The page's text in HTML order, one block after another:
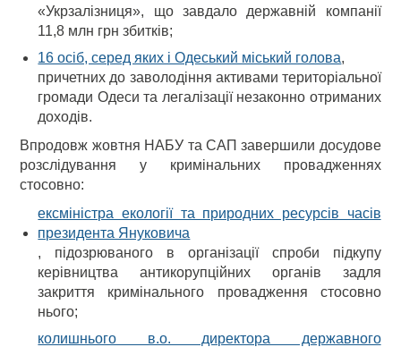
«Укрзалізниця», що завдало державній компанії
11,8 млн грн збитків;
16 осіб, серед яких і Одеський міський голова,
причетних до заволодіння активами територіальної
громади Одеси та легалізації незаконно отриманих
доходів.
Впродовж жовтня НАБУ та САП завершили досудове
розслідування у кримінальних провадженнях
стосовно:
ексміністра екології та природних ресурсів часів
президента Януковича
, підозрюваного в організації спроби підкупу
керівництва антикорупційних органів задля
закриття кримінального провадження стосовно
нього;
колишнього в.о. директора державного